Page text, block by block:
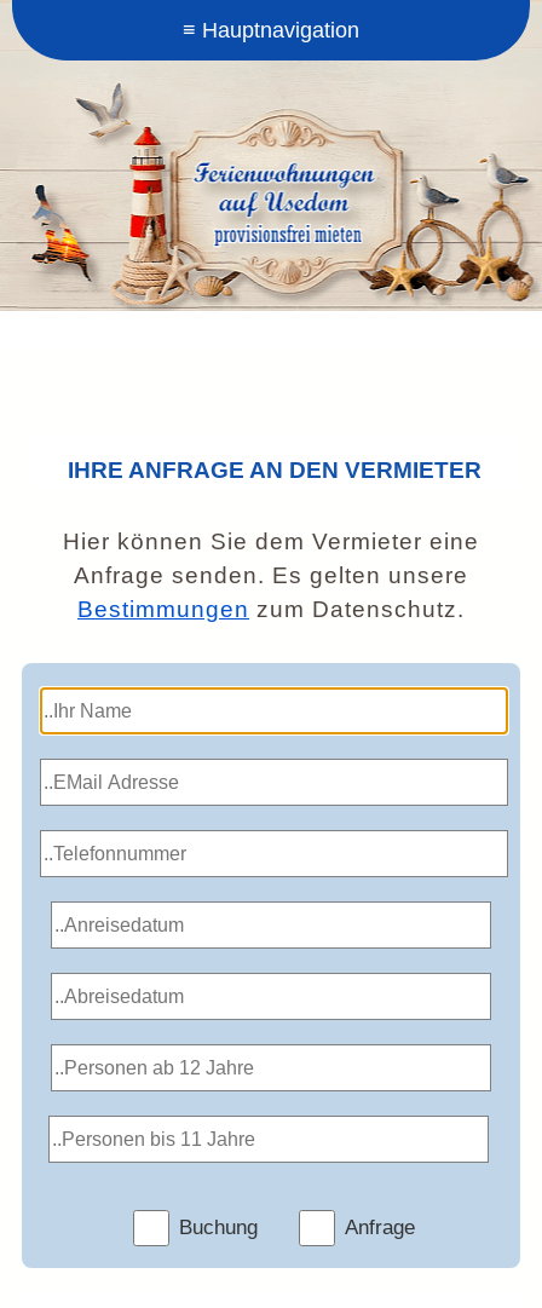
IHRE ANFRAGE AN DEN VERMIETER
Hier können Sie dem Vermieter eine
Anfrage senden. Es gelten unsere
Bestimmungen zum Datenschutz.
Buchung Anfrage